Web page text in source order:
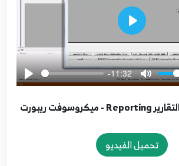
-11:32
Play
106.106. طباعة التقارير Reporting - ميكروسوفت ريبورت
تحميل الفيديو